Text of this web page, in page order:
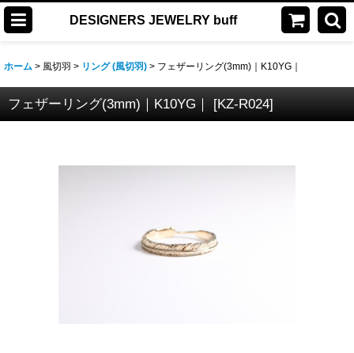
DESIGNERS JEWELRY buff
ホーム > 風切羽 > リング (風切羽) > フェザーリング(3mm)｜K10YG｜
フェザーリング(3mm)｜K10YG｜ [KZ-R024]